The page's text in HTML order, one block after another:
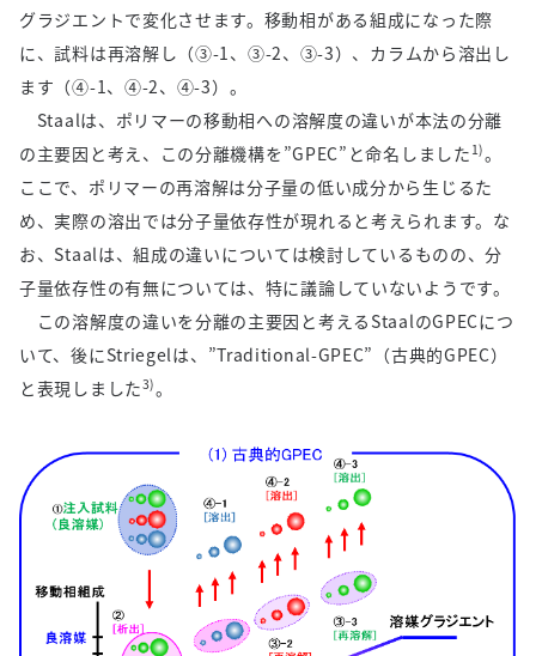
グラジエントで変化させます。移動相がある組成になった際
に、試料は再溶解し（③-1、③-2、③-3）、カラムから溶出し
ます（④-1、④-2、④-3）。
Staalは、ポリマーの移動相への溶解度の違いが本法の分離
の主要因と考え、この分離機構を”GPEC” と命名しました 1)。
ここで、ポリマーの再溶解は分子量の低い成分から生じるた
め、実際の溶出では分子量依存性が現れると考えられます。な
お、 Staalは、組成の違いについては検討しているものの、分
子量依存性の有無については、特に議論していないようです。
この溶解度の違いを分離の主要因と考える StaalのGPECにつ
いて、後にStriegelは、 ”Traditional-GPEC” （古典的GPEC）
と表現しました3)。